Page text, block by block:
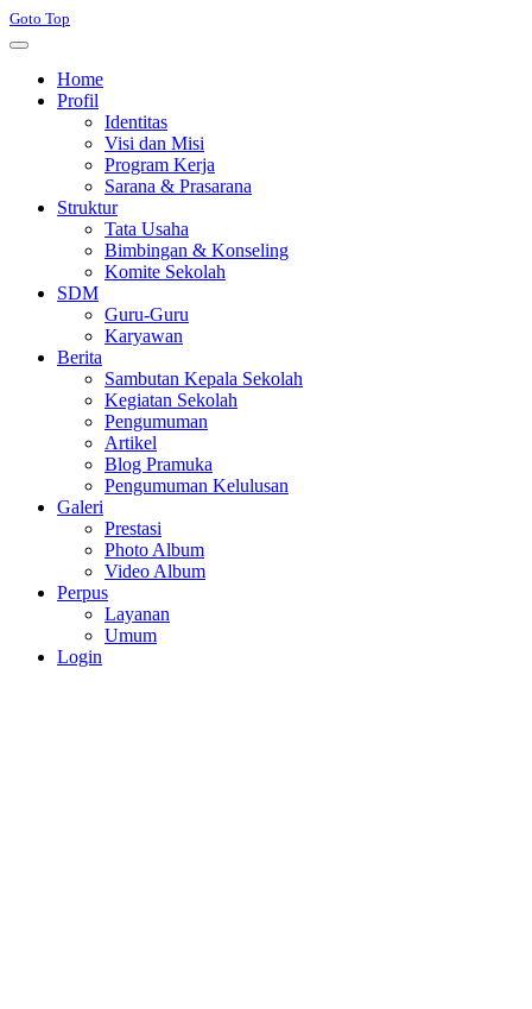
Goto Top
Home
Profil
Identitas
Visi dan Misi
Program Kerja
Sarana & Prasarana
Struktur
Tata Usaha
Bimbingan & Konseling
Komite Sekolah
SDM
Guru-Guru
Karyawan
Berita
Sambutan Kepala Sekolah
Kegiatan Sekolah
Pengumuman
Artikel
Blog Pramuka
Pengumuman Kelulusan
Galeri
Prestasi
Photo Album
Video Album
Perpus
Layanan
Umum
Login